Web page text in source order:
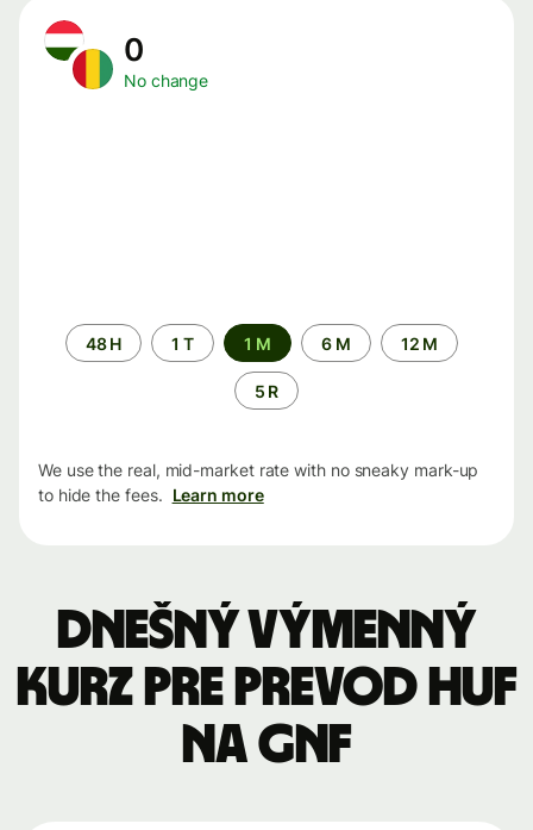
0
No change
Time
period
48 H 1 T 1 M 6 M 12 M
5 R
We use the real, mid-market rate with no sneaky mark-up
to hide the fees. Learn more
Dnešný výmenný
kurz pre prevod HUF
na GNF